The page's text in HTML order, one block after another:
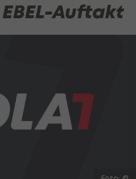
Auftakt